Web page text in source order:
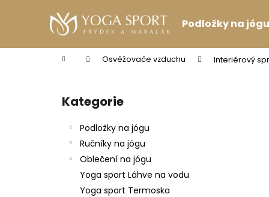
Podložky na jógu
Domů Osvěžovače vzduchu Interiérový
Přeskočit
kategorie
Kategorie
Podložky na jógu
Ručníky na jógu
Oblečení na jógu
Yoga sport Láhve na vodu
Yoga sport Termoska
í
Zpět
do
Zpět
do